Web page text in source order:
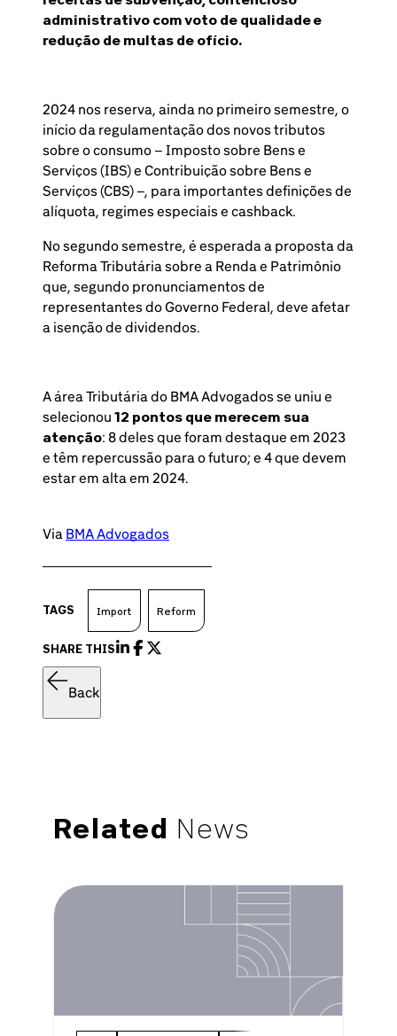
administrativo com voto de qualidade e
redução de multas de ofício.
2024 nos reserva, ainda no primeiro semestre, o
início da regulamentação dos novos tributos
sobre o consumo – Imposto sobre Bens e
Serviços (IBS) e Contribuição sobre Bens e
Serviços (CBS) –, para importantes definições de
alíquota, regimes especiais e cashback.
No segundo semestre, é esperada a proposta da
Reforma Tributária sobre a Renda e Patrimônio
que, segundo pronunciamentos de
representantes do Governo Federal, deve afetar
a isenção de dividendos.
A área Tributária do BMA Advogados se uniu e
selecionou 12 pontos que merecem sua
atenção: 8 deles que foram destaque em 2023
e têm repercussão para o futuro; e 4 que devem
estar em alta em 2024.
Via BMA Advogados
TAGS Import Reform
SHARE THIS
Back
Related News